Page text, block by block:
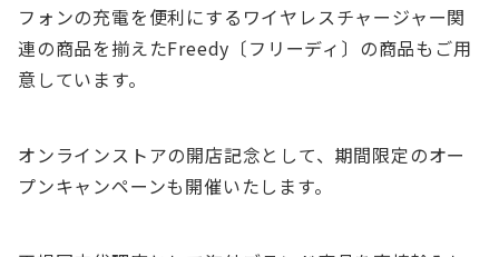
フォンの充電を便利にするワイヤレスチャージャー関
連の商品を揃えたFreedy〔フリーディ〕の商品もご用
意しています。
オンラインストアの開店記念として、期間限定のオー
プンキャンペーンも開催いたします。